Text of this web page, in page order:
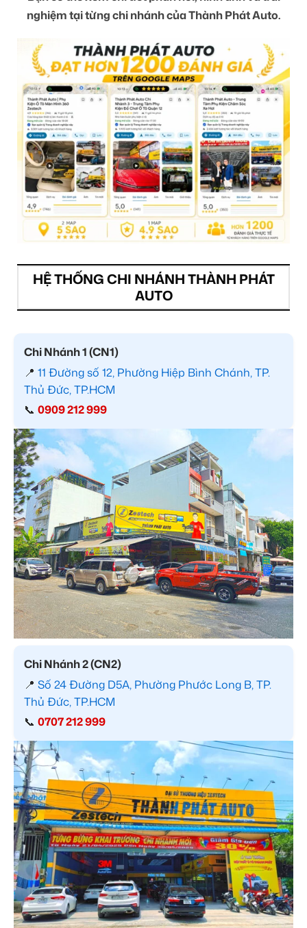
nghiệm tại từng chi nhánh của Thành Phát Auto.
HỆ THỐNG CHI NHÁNH THÀNH PHÁT
AUTO
Chi Nhánh 1 (CN1)
📍 11 Đường số 12, Phường Hiệp Bình Chánh, TP.
Thủ Đức, TP.HCM
📞 0909 212 999
Chi Nhánh 2 (CN2)
📍 Số 24 Đường D5A, Phường Phước Long B, TP.
Thủ Đức, TP.HCM
📞 0707 212 999